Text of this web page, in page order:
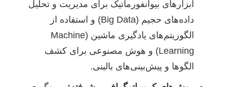
ابزارهای بیوانفورماتیک برای مدیریت و تحلیل
داده‌های حجیم (Big Data) و استفاده از
الگوریتم‌های یادگیری ماشین (Machine
Learning) و هوش مصنوعی برای کشف
الگوها و پیش‌بینی‌های بالینی.